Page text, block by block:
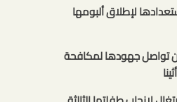
لإطلاق ألبومها
تواصل جهودها لمكافحة